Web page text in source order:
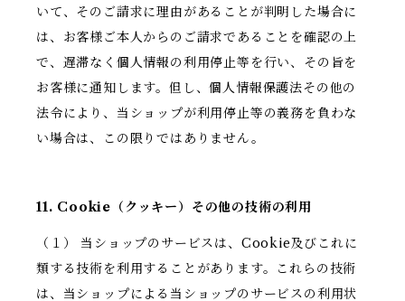
いて、そのご請求に理由があることが判明した場合に
は、お客様ご本人からのご請求であることを確認の上
で、遅滞なく個人情報の利用停止等を行い、その旨を
お客様に通知します。但し、個人情報保護法その他の
法令により、当ショップが利用停止等の義務を負わな
い場合は、この限りではありません。
11. Cookie（クッキー）その他の技術の利用
（１） 当ショップのサービスは、Cookie及びこれに
類する技術を利用することがあります。これらの技術
は、当ショップによる当ショップのサービスの利用状